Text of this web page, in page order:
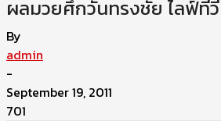
ผลมวยศึกวันทรงชัย ไลฟ์ทีวี
By
admin
-
September 19, 2011
701